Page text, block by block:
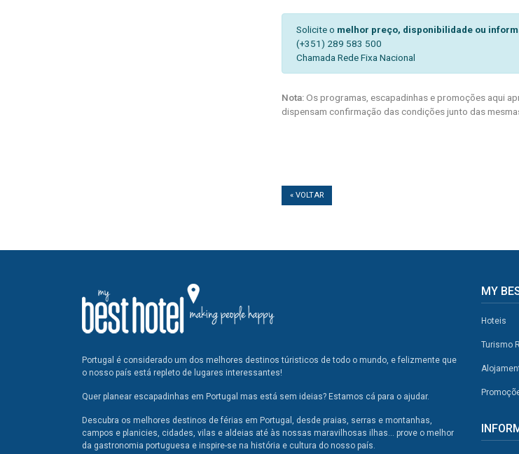
Solicite o melhor preço, disponibilidade ou
(+351) 289 583 500
Chamada Rede Fixa Nacional
Nota:Os programas, escapadinhas e promoções aqui
dispensam confirmação das condições junto das
« VOLTAR
Portugal é considerado um dos melhores destinos túristicos de todo o mundo, e felizmente que
o nosso país está repleto de lugares interessantes!
Quer planear escapadinhas em Portugal mas está sem ideias? Estamos cá para o ajudar.
Descubra os melhores destinos de férias em Portugal, desde praias, serras e montanhas,
campos e planicies, cidades, vilas e aldeias até às nossas maravilhosas ilhas... prove o melhor
da gastronomia portuguesa e inspire-se na história e cultura do nosso país.
MY
Hoteis
Turismo